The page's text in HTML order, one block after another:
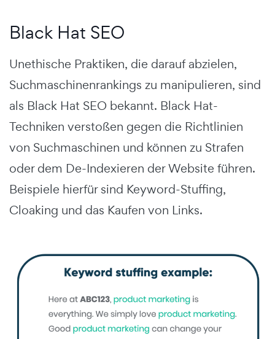
Black Hat SEO
Unethische Praktiken, die darauf abzielen,
Suchmaschinenrankings zu manipulieren, sind
als Black Hat SEO bekannt. Black Hat-
Techniken verstoßen gegen die Richtlinien
von Suchmaschinen und können zu Strafen
oder dem De-Indexieren der Website führen.
Beispiele hierfür sind Keyword-Stuffing,
Cloaking und das Kaufen von Links.